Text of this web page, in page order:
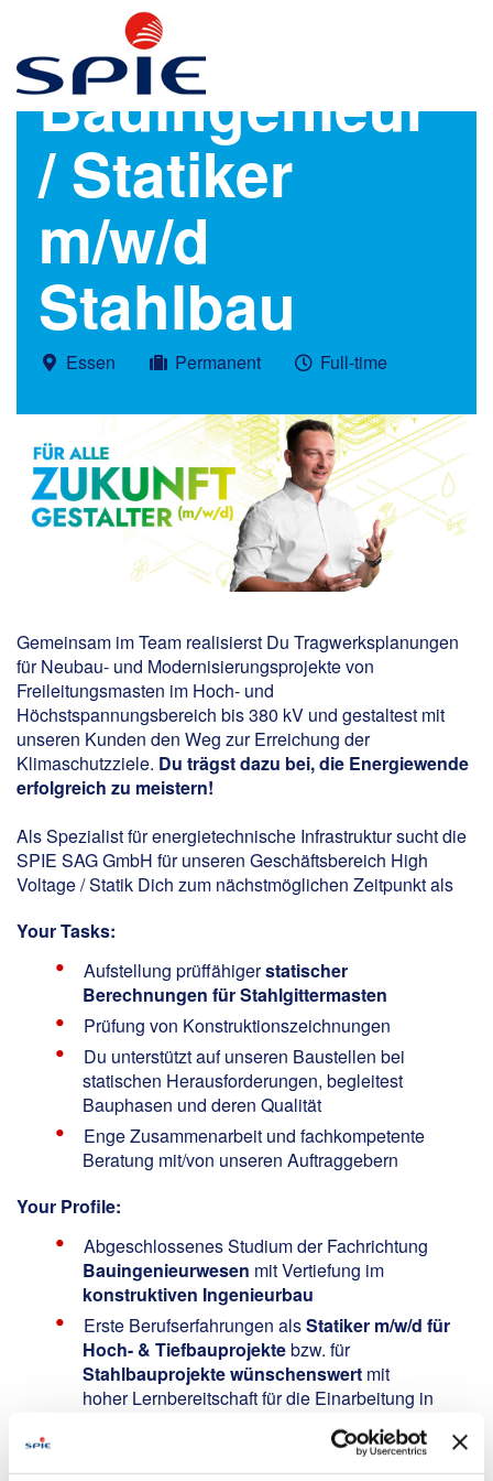
Bauingenieur
/ Statiker
m/w/d
Stahlbau
Essen Permanent Full-time
Gemeinsam im Team realisierst Du Tragwerksplanungen
für Neubau- und Modernisierungsprojekte von
Freileitungsmasten im Hoch- und
Höchstspannungsbereich bis 380 kV und gestaltest mit
unseren Kunden den Weg zur Erreichung der
Klimaschutzziele. Du trägst dazu bei, die Energiewende
erfolgreich zu meistern!
Als Spezialist für energietechnische Infrastruktur sucht die
SPIE SAG GmbH für unseren Geschäftsbereich High
Voltage / Statik Dich zum nächstmöglichen Zeitpunkt als
Your Tasks:
Aufstellung prüffähigerstatischer
Berechnungen für Stahlgittermasten
Prüfung von Konstruktionszeichnungen
Du unterstützt auf unseren Baustellen bei
statischen Herausforderungen, begleitest
Bauphasen und deren Qualität
Enge Zusammenarbeit und fachkompetente
Beratung mit/von unseren Auftraggebern
Your Profile:
Abgeschlossenes Studium der Fachrichtung
Bauingenieurwesen mit Vertiefung im
konstruktiven Ingenieurbau
Erste Berufserfahrungen alsStatiker m/w/d für
Hoch- & Tiefbauprojektebzw. für
Stahlbauprojektewünschenswert mit
hoher Lernbereitschaft für die Einarbeitung in
Ausgeprägtes technisches Verständnis sowie